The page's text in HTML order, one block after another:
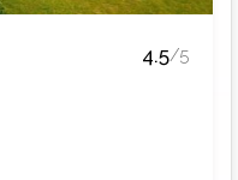
4.5/5